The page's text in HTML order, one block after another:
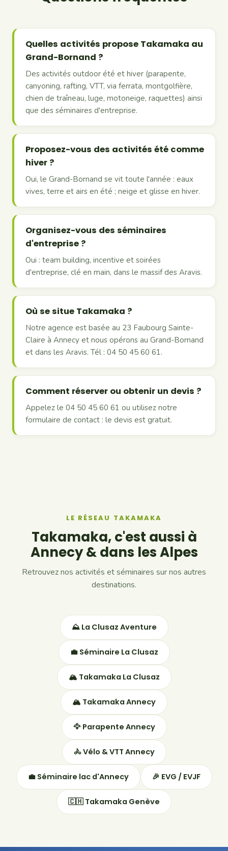
Quelles activités propose Takamaka au
Grand-Bornand ?
Des activités outdoor été et hiver (parapente,
canyoning, rafting, VTT, via ferrata, montgolfière,
chien de traîneau, luge, motoneige, raquettes) ainsi
que des séminaires d'entreprise.
Proposez-vous des activités été comme
hiver ?
Oui, le Grand-Bornand se vit toute l'année : eaux
vives, terre et airs en été ; neige et glisse en hiver.
Organisez-vous des séminaires
d'entreprise ?
Oui : team building, incentive et soirées
d'entreprise, clé en main, dans le massif des Aravis.
Où se situe Takamaka ?
Notre agence est basée au 23 Faubourg Sainte-
Claire à Annecy et nous opérons au Grand-Bornand
et dans les Aravis. Tél : 04 50 45 60 61.
Comment réserver ou obtenir un devis ?
Appelez le 04 50 45 60 61 ou utilisez notre
formulaire de contact : le devis est gratuit.
LE RÉSEAU TAKAMAKA
Takamaka, c'est aussi à
Annecy & dans les Alpes
Retrouvez nos activités et séminaires sur nos autres
destinations.
⛰ La Clusaz Aventure
💼 Séminaire La Clusaz
🏔 Takamaka La Clusaz
🏔 Takamaka Annecy
🦅 Parapente Annecy
🚴 Vélo & VTT Annecy
💼 Séminaire lac d'Annecy 🎉 EVG / EVJF
🇨🇭 Takamaka Genève